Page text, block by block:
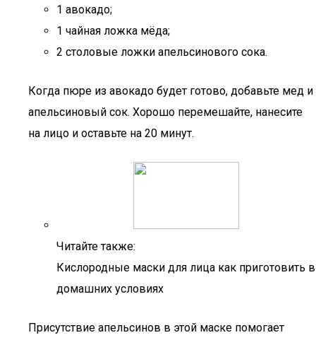
1 авокадо;
1 чайная ложка мёда;
2 столовые ложки апельсинового сока.
Когда пюре из авокадо будет готово, добавьте мед и
апельсиновый сок. Хорошо перемешайте, нанесите
на лицо и оставьте на 20 минут.
Читайте также:
Кислородные маски для лица как приготовить в
домашних условиях
Присутствие апельсинов в этой маске помогает